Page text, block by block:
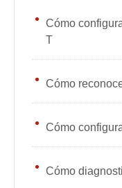
Cómo
T
Cómo
Cómo
Cómo